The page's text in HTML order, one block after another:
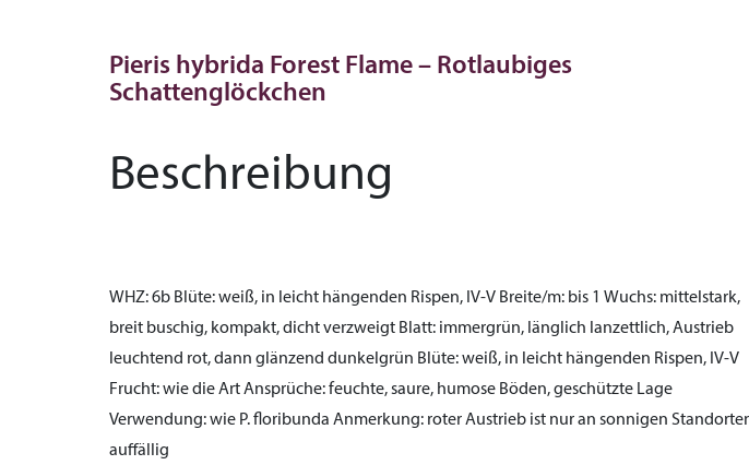
Pieris hybrida Forest Flame – Rotlaubiges
Schattenglöckchen
Beschreibung
WHZ:6b Blüte:weiß, in leicht hängenden Rispen, IV-V Breite/m: bis 1 Wuchs: mittelstark,
breit buschig, kompakt, dicht verzweigt Blatt: immergrün, länglich lanzettlich, Austrieb
leuchtend rot, dann glänzend dunkelgrün Blüte:weiß, in leicht hängenden Rispen, IV-V
Frucht:wie die ArtAnsprüche:feuchte, saure, humose Böden, geschützte Lage
Verwendung:wie P. floribunda Anmerkung: roter Austrieb ist nur an sonnigen
auffällig